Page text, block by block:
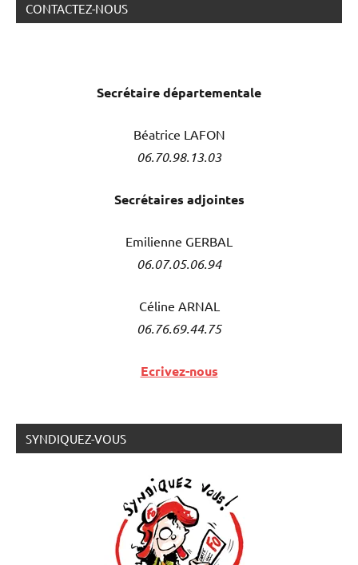
CONTACTEZ-NOUS
Secrétairedépartementale
Béatrice LAFON
06.70.98.13.03
Secrétaires adjointes
Emilienne GERBAL
06.07.05.06.94
Céline ARNAL
06.76.69.44.75
Ecrivez-nous
SYNDIQUEZ-VOUS